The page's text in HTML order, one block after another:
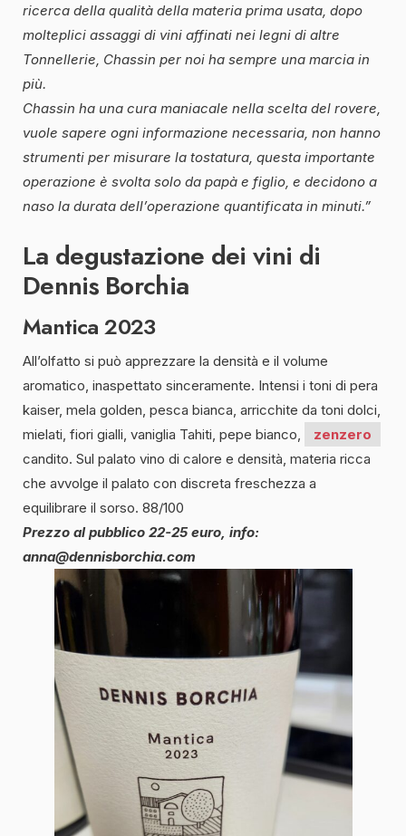
ricerca della qualità della materia prima usata, dopo
molteplici assaggi di vini affinati nei legni di altre
Tonnellerie, Chassin per noi ha sempre una marcia in
più.
Chassin ha una cura maniacale nella scelta del rovere,
vuole sapere ogni informazione necessaria, non hanno
strumenti per misurare la tostatura, questa importante
operazione è svolta solo da papà e figlio, e decidono a
naso la durata dell’operazione quantificata in minuti.”
La degustazione dei vini di
Dennis Borchia
Mantica 2023
All’olfatto si può apprezzare la densità e il volume
aromatico, inaspettato sinceramente. Intensi i toni di pera
kaiser, mela golden, pesca bianca, arricchite da toni dolci,
mielati, fiori gialli, vaniglia Tahiti, pepe bianco,
zenzero
candito. Sul palato vino di calore e densità, materia ricca
che avvolge il palato con discreta freschezza a
equilibrare il sorso. 88/100
Prezzo al pubblico 22-25 euro , info:
anna@dennisborchia.com